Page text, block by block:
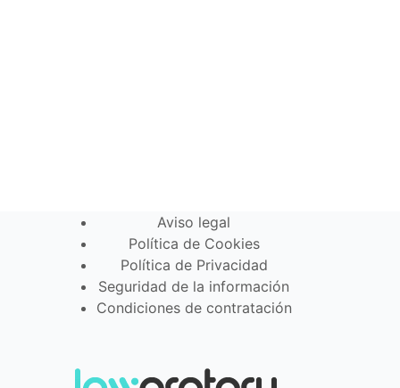
Aviso legal
Política de Cookies
Política de Privacidad
Seguridad de la información
Condiciones de contratación